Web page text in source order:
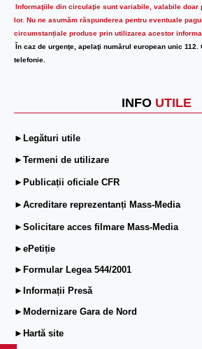
Informaţiile din circulaţie sunt variabile, valabile doar
lor. Nu ne asumăm răspunderea pentru eventuale
circumstanțiale produse prin utilizarea acestor
În caz de urgenţe, apelaţi numărul european unic
telefonie.
INFO UTILE
►Legături utile
►Termeni de utilizare
►Publicații oficiale CFR
►Acreditare reprezentanți Mass-Media
►Solicitare acces filmare Mass-Media
►ePetiție
►Formular Legea 544/2001
►Informații Presă
►Modernizare Gara de Nord
►Hartă site